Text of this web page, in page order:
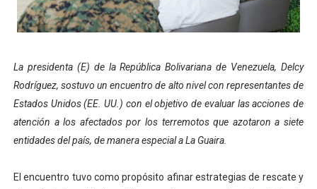
Arrancó Plan Vacacional Comunitario Venezuela
Venezuela Renace 2026 lleva sonrisas y prevención a
Mérida impulsa el mapa de conocimientos con
Complejo Educativo Talento Deportivo lanza Plan
Arnaldo Sánchez reinaugura Parque Recreacional
La presidenta (E) de la República Bolivariana de Venezuela, Delcy
Rodríguez, sostuvo un encuentro de alto nivel con representantes de
Estados Unidos (EE. UU.) con el objetivo de evaluar las acciones de
atención a los afectados por los terremotos que azotaron a siete
entidades del país, de manera especial a La Guaira.
​El encuentro tuvo como propósito afinar estrategias de rescate y